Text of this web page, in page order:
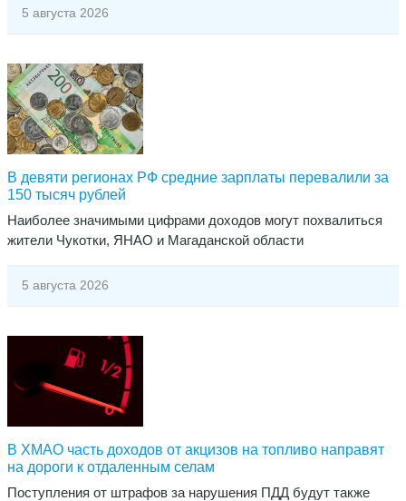
5 августа 2026
В девяти регионах РФ средние зарплаты перевалили за
150 тысяч рублей
Наиболее значимыми цифрами доходов могут похвалиться
жители Чукотки, ЯНАО и Магаданской области
5 августа 2026
В ХМАО часть доходов от акцизов на топливо направят
на дороги к отдаленным селам
​Поступления от штрафов за нарушения ПДД будут также